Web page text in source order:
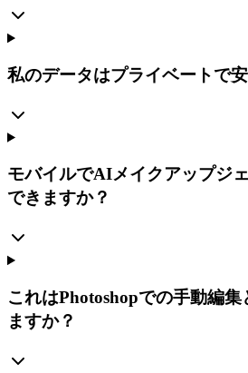
私のデータはプライベートで
モバイルでAIメイクアップジ
できますか？
これはPhotoshopでの手動編集
ますか？